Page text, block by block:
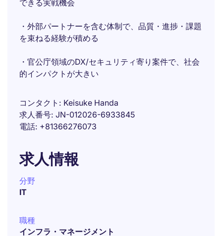
できる実戦機会
・外部パートナーを含む体制で、品質・進捗・課題
を束ねる経験が積める
・官公庁領域のDX/セキュリティ寄り案件で、社会
的インパクトが大きい
コンタクト
Keisuke Handa
求人番号 JN-012026-6933845
電話 +81366276073
求人情報
分野
IT
職種
インフラ・マネージメント